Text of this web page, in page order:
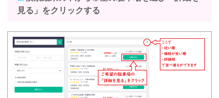
見る」をクリックする